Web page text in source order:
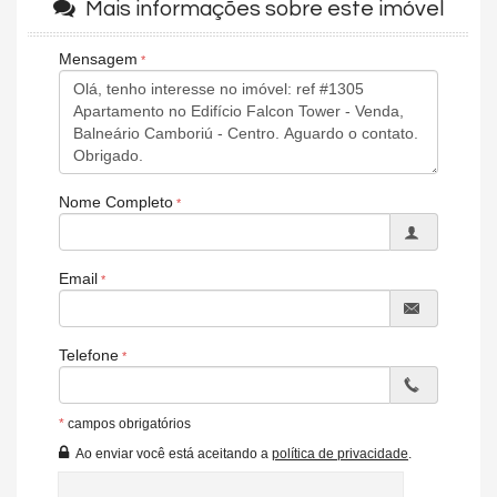
TV a Cabo
Vista Livre
Vista Mar
Decorado
Acabamento em Gesso
Móveis Planejados
Vista Panorâmica
Copa/Cozinha
Sala
Sala de Jantar
Cozinha
Cozinha Americana
Sacada Integrada
Banheiro de Serviço
Sala de TV
Sala de Estar Íntimo
Mais informações sobre este imóvel
Mensagem
Nome Completo
Email
Telefone
* campos obrigatórios
Ao enviar você está aceitando a política de privacidade